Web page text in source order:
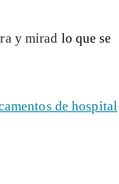
y mirad lo que se
de hospital